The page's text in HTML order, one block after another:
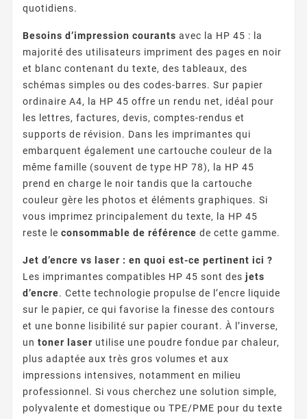
quotidiens.
Besoins d’impression courants avec la HP 45 : la
majorité des utilisateurs impriment des pages en noir
et blanc contenant du texte, des tableaux, des
schémas simples ou des codes-barres. Sur papier
ordinaire A4, la HP 45 offre un rendu net, idéal pour
les lettres, factures, devis, comptes-rendus et
supports de révision. Dans les imprimantes qui
embarquent également une cartouche couleur de la
même famille (souvent de type HP 78), la HP 45
prend en charge le noir tandis que la cartouche
couleur gère les photos et éléments graphiques. Si
vous imprimez principalement du texte, la HP 45
reste le consommable de référence de cette gamme.
Jet d’encre vs laser : en quoi est-ce pertinent ici ?
Les imprimantes compatibles HP 45 sont des jets
d’encre. Cette technologie propulse de l’encre liquide
sur le papier, ce qui favorise la finesse des contours
et une bonne lisibilité sur papier courant. À l’inverse,
un toner laser utilise une poudre fondue par chaleur,
plus adaptée aux très gros volumes et aux
impressions intensives, notamment en milieu
professionnel. Si vous cherchez une solution simple,
polyvalente et domestique ou TPE/PME pour du texte